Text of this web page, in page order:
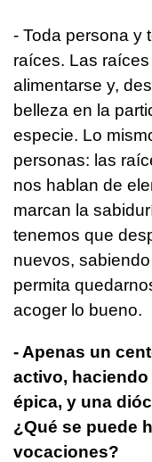
- Toda persona y
raíces. Las
alimentarse y,
belleza en la
especie. Lo
personas: las
nos hablan de
marcan la
tenemos que
nuevos,
permita
acoger lo bueno.
- Apenas un
activo,
épica, y una
¿Qué se puede
vocaciones?